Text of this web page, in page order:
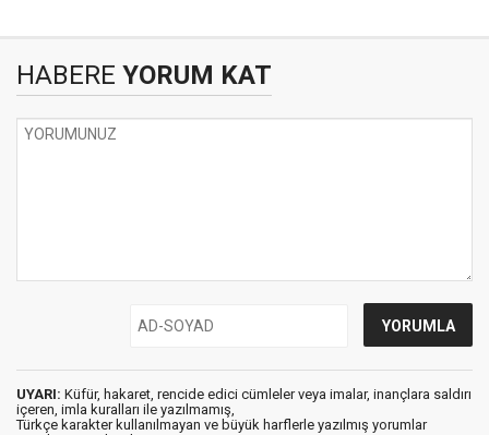
HABERE YORUM KAT
UYARI: Küfür, hakaret, rencide edici cümleler veya imalar, inançlara saldırı
içeren, imla kuralları ile yazılmamış,
Türkçe karakter kullanılmayan ve büyük harflerle yazılmış yorumlar